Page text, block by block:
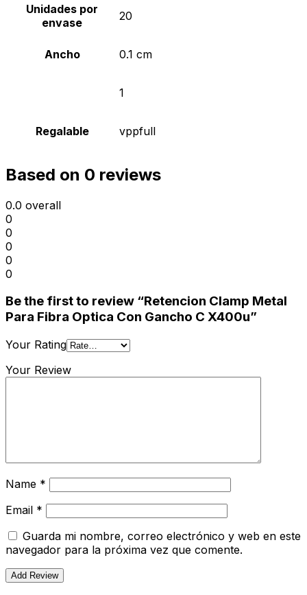
Unidades por
envase
20
Ancho 0.1 cm
1
Regalable vppfull
Based on 0 reviews
0.0 overall
0
0
0
0
0
Be the first to review “Retencion Clamp Metal
Para Fibra Optica Con Gancho C X400u”
Your Rating
Your Review
Name *
Email *
Guarda mi nombre, correo electrónico y web en este
navegador para la próxima vez que comente.